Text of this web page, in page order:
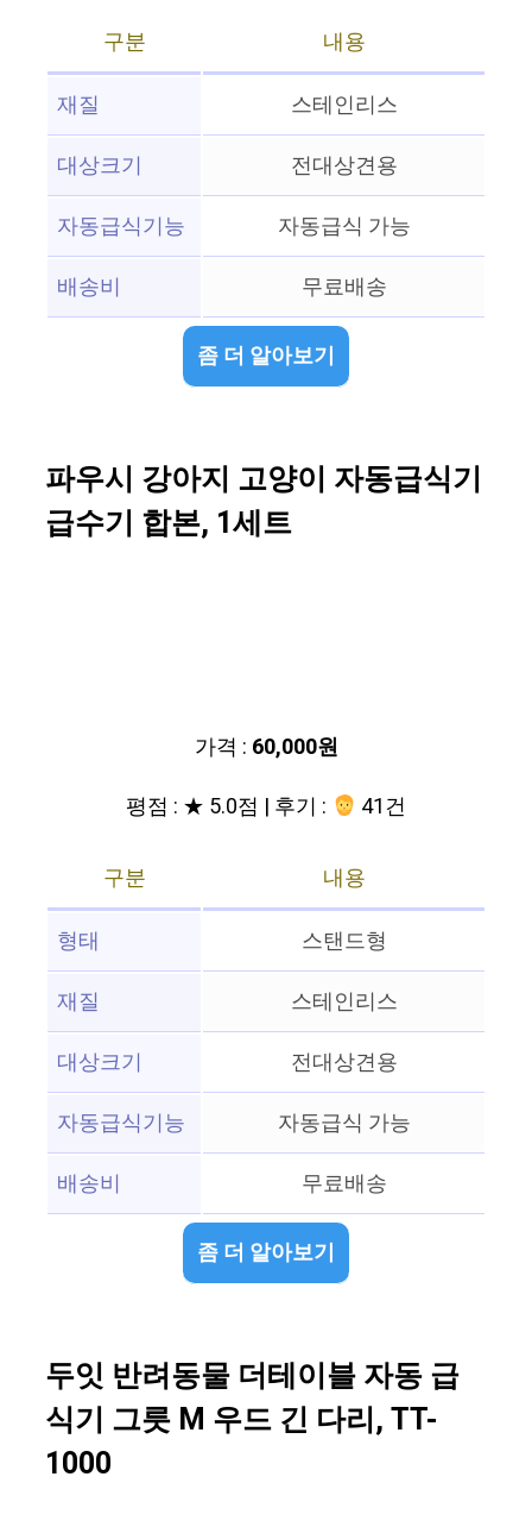
구분
내용
재질
스테인리스
대상크기
전대상견용
자동급식기능
자동급식 가능
배송비
무료배송
좀 더 알아보기
파우시 강아지 고양이 자동급식기
급수기 합본, 1세트
가격 : 60,000원
평점 : ★ 5.0점 | 후기 :
41건
구분
내용
형태
스탠드형
재질
스테인리스
대상크기
전대상견용
자동급식기능
자동급식 가능
배송비
무료배송
좀 더 알아보기
두잇 반려동물 더테이블 자동 급
식기 그릇 M 우드 긴 다리, TT-
1000